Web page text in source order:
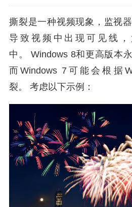
撕裂是一种视频现象，监视
导致视频中出现可见线
中。 Windows 8和更高版本
而Windows 7可能会根据
裂。 考虑以下示例：